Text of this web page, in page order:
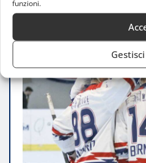
funzioni.